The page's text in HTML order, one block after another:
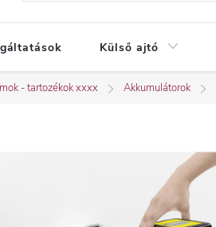
Külső ajtó
- tartozékok xxxx Akkumulátorok